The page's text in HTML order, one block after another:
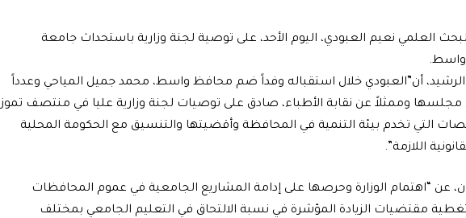
العلمي نعيم العبودي، اليوم الأحد، على توصية لجنة وزارية باستحداث جامعة
واسط.
الرشيد، أن”العبودي خلال استقباله وفداً ضم محافظ واسط، محمد جميل المياحي وعدداً
وممثلاً عن نقابة الأطباء، صادق على توصيات لجنة وزارية عليا في منتصف تموز
التخصصات التي تخدم بيئة التنمية في المحافظة وأقضيتها والتنسيق مع الحكومة المحلية
اللازمة”.
عن “اهتمام الوزارة وحرصها على إدامة المشاريع الجامعية في عموم المحافظات
مقتضيات الزيادة المؤشرة في نسبة الالتحاق في التعليم الجامعي بمختلف